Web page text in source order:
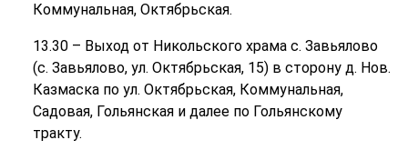
Коммунальная, Октябрьская.
13.30 – Выход от Никольского храма с. Завьялово
(с. Завьялово, ул. Октябрьская, 15) в сторону д. Нов.
Казмаска по ул. Октябрьская, Коммунальная,
Садовая, Гольянская и далее по Гольянскому
тракту.